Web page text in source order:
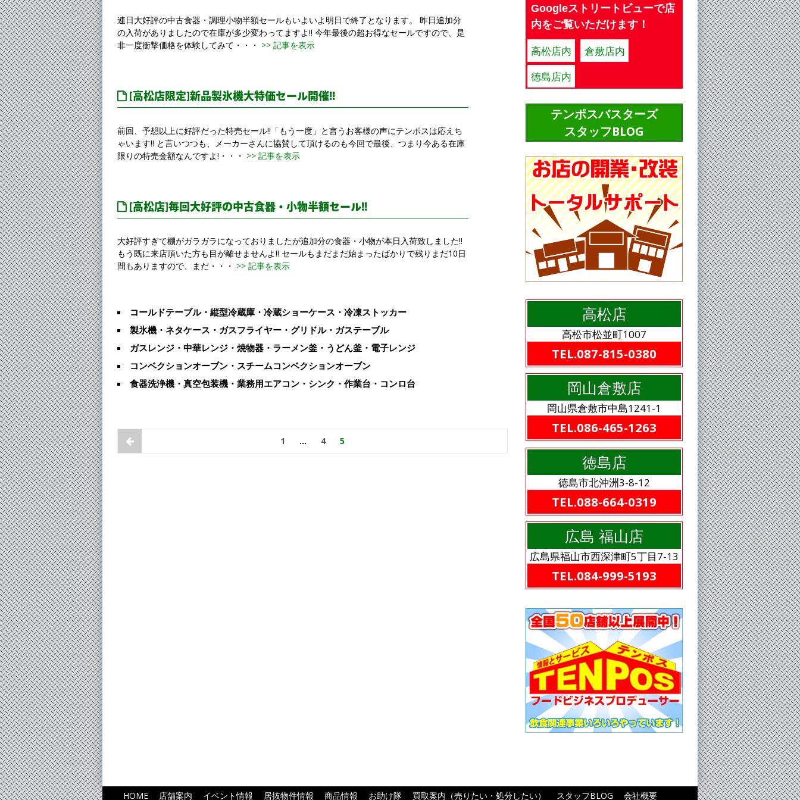
連日大好評の中古食器・調理小物半額セールもいよいよ明日で終了となります。 昨日追加分
の入荷がありましたので在庫が多少変わってますよ!! 今年最後の超お得なセールですので、是
非一度衝撃価格を体験してみて・・・ >> 記事を表示
[高松店限定]新品製氷機大特価セール開催!!
前回、予想以上に好評だった特売セール!!「もう一度」と言うお客様の声にテンポスは応えち
ゃいます!! と言いつつも、メーカーさんに協賛して頂けるのも今回で最後、つまり今ある在庫
限りの特売金額なんですよ!・・・ >> 記事を表示
[高松店]毎回大好評の中古食器・小物半額セール!!
大好評すぎて棚がガラガラになっておりましたが追加分の食器・小物が本日入荷致しました!!
もう既に来店頂いた方も目が離せませんよ!! セールもまだまだ始まったばかりで残りまだ10日
間もありますので、まだ・・・ >> 記事を表示
コールドテーブル・縦型冷蔵庫・冷蔵ショーケース・冷凍ストッカー
製氷機・ネタケース・ガスフライヤー・グリドル・ガステーブル
ガスレンジ・中華レンジ・焼物器・ラーメン釜・うどん釜・電子レンジ
コンベクションオーブン・スチームコンベクションオーブン
食器洗浄機・真空包装機・業務用エアコン・シンク・作業台・コンロ台
お知らせのページ送り
1 … 4 5
Googleストリートビューで店
内をご覧いただけます！
高松店内
倉敷店内
徳島店内
テンポスバスターズ
スタッフBLOG
高松店
高松市松並町1007
TEL.087-815-0380
岡山倉敷店
岡山県倉敷市中島1241-1
TEL.086-465-1263
徳島店
徳島市北沖洲3-8-12
TEL.088-664-0319
広島 福山店
広島県福山市西深津町5丁目7-13
TEL.084-999-5193
HOME 店舗案内 イベント情報 居抜物件情報 商品情報 お助け隊 買取案内（売りたい・処分したい） スタッフBLOG 会社概要